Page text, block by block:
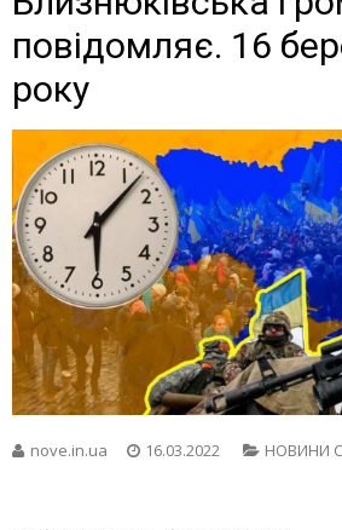
повідомляє. 16
року
nove.in.ua 16.03.2022 НОВИНИ